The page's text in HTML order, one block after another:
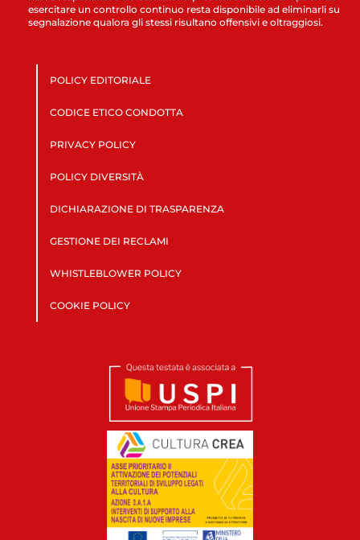
esercitare un controllo continuo resta disponibile ad eliminarli su
segnalazione qualora gli stessi risultano offensivi e oltraggiosi.
POLICY EDITORIALE
CODICE ETICO CONDOTTA
PRIVACY POLICY
POLICY DIVERSITÀ
DICHIARAZIONE DI TRASPARENZA
GESTIONE DEI RECLAMI
WHISTLEBLOWER POLICY
COOKIE POLICY